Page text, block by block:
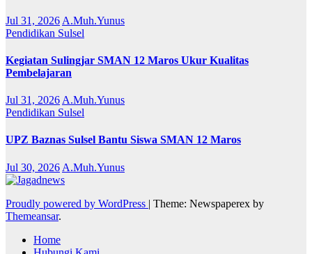
Jul 31, 2026 A.Muh.Yunus
Pendidikan Sulsel
Kegiatan Sulingjar SMAN 12 Maros Ukur Kualitas
Pembelajaran
Jul 31, 2026 A.Muh.Yunus
Pendidikan Sulsel
UPZ Baznas Sulsel Bantu Siswa SMAN 12 Maros
Jul 30, 2026 A.Muh.Yunus
Proudly powered by WordPress | Theme: Newspaperex by
Themeansar.
Home